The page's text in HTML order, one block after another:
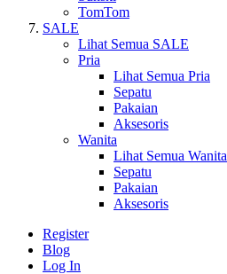
TomTom
SALE
Lihat Semua SALE
Pria
Lihat Semua Pria
Sepatu
Pakaian
Aksesoris
Wanita
Lihat Semua Wanita
Sepatu
Pakaian
Aksesoris
Register
Blog
Log In